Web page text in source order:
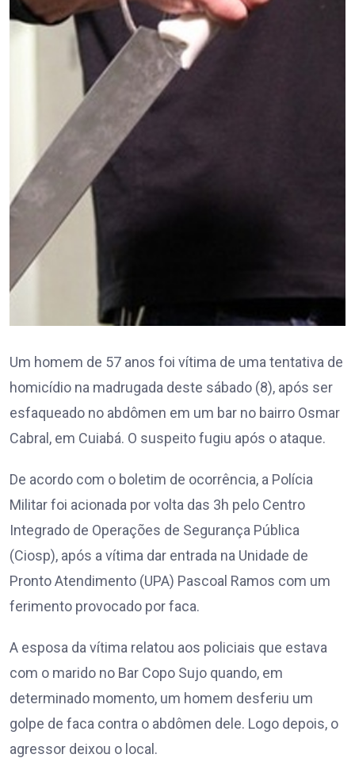
Um homem de 57 anos foi vítima de uma tentativa de
homicídio na madrugada deste sábado (8), após ser
esfaqueado no abdômen em um bar no bairro Osmar
Cabral, em Cuiabá. O suspeito fugiu após o ataque.
De acordo com o boletim de ocorrência, a Polícia
Militar foi acionada por volta das 3h pelo Centro
Integrado de Operações de Segurança Pública
(Ciosp), após a vítima dar entrada na Unidade de
Pronto Atendimento (UPA) Pascoal Ramos com um
ferimento provocado por faca.
A esposa da vítima relatou aos policiais que estava
com o marido no Bar Copo Sujo quando, em
determinado momento, um homem desferiu um
golpe de faca contra o abdômen dele. Logo depois, o
agressor deixou o local.